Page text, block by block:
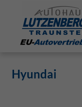
Hyundai